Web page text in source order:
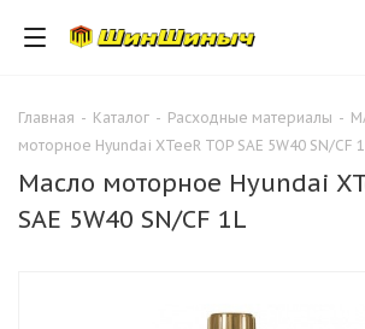
Главная - Каталог - Расходные материалы -
моторное Hyundai XTeeR TOP SAE 5W40 SN/CF
Масло моторное Hyundai
SAE 5W40 SN/CF 1L